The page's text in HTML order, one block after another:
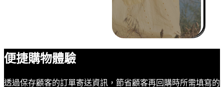
便捷購物體驗
透過保存顧客的訂單寄送資訊，節省顧客再回購時所需填寫的